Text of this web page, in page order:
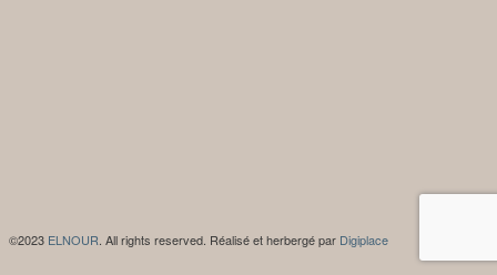
©2023 ELNOUR . All rights reserved. Réalisé et herbergé par Digiplace